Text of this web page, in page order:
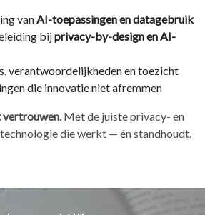
vanAI-toepassingen en datagebruik
bijprivacy-by-design en AI-
verantwoordelijkheden en toezicht
die innovatie niet afremmen
vertrouwen.Met de juiste privacy- en
die werkt — én standhoudt.